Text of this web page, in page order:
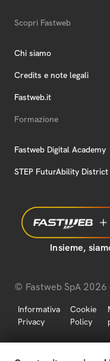
Scopri Fastweb
Chi siamo
Credits e note legali
Fastweb.it
Formazione
Fastweb Digital Academy
STEP FuturAbility District
Insieme,
© Fastweb SpA 2026
Informativa
Privacy
Cookie
Policy